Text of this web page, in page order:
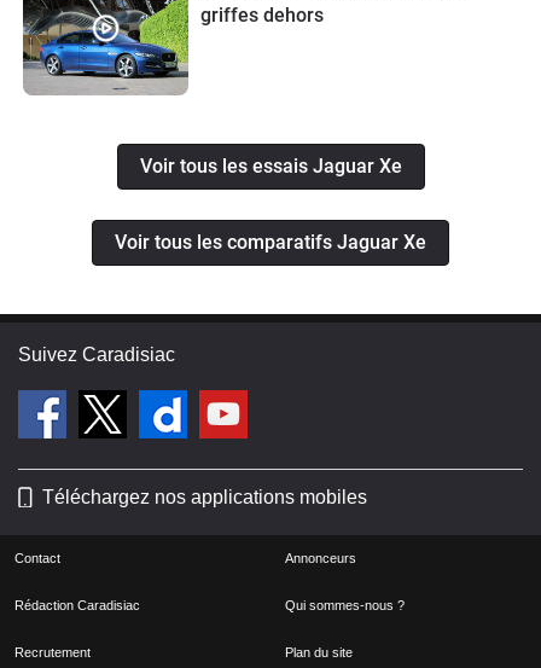
griffes dehors
Voir tous les essais Jaguar Xe
Voir tous les comparatifs Jaguar Xe
Suivez Caradisiac
Téléchargez nos applications mobiles
Contact Annonceurs
Rédaction Caradisiac Qui sommes-nous ?
Recrutement Plan du site